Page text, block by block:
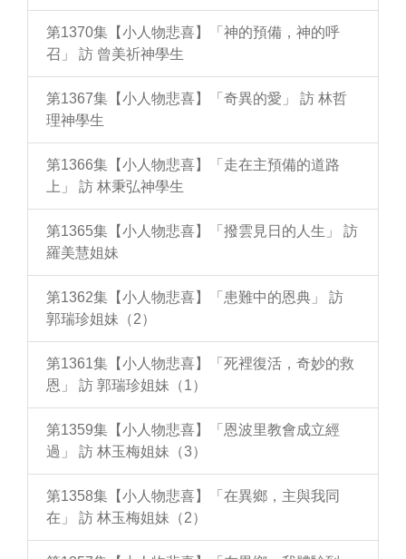
第1370集【小人物悲喜】「神的預備，神的呼
召」 訪 曾美祈神學生
第1367集【小人物悲喜】「奇異的愛」 訪 林哲
理神學生
第1366集【小人物悲喜】「走在主預備的道路
上」 訪 林秉弘神學生
第1365集【小人物悲喜】「撥雲見日的人生」 訪
羅美慧姐妹
第1362集【小人物悲喜】「患難中的恩典」 訪
郭瑞珍姐妹（2）
第1361集【小人物悲喜】「死裡復活，奇妙的救
恩」 訪 郭瑞珍姐妹（1）
第1359集【小人物悲喜】「恩波里教會成立經
過」 訪 林玉梅姐妹（3）
第1358集【小人物悲喜】「在異鄉，主與我同
在」 訪 林玉梅姐妹（2）